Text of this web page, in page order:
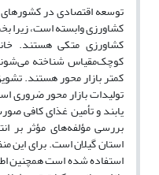
توسعه اقتصادی در
کشاورزی وابسته است، زیرا
کشاورزی متکی هستند.
کوچک‌مقیاس شناخته
کمتر بازار محور هستند.
تولیدات بازار محور ضروری
یابند و تأمین غذای کافی
بررسی مؤلفه‌های مؤثر بر
استفاده شده است همچنین